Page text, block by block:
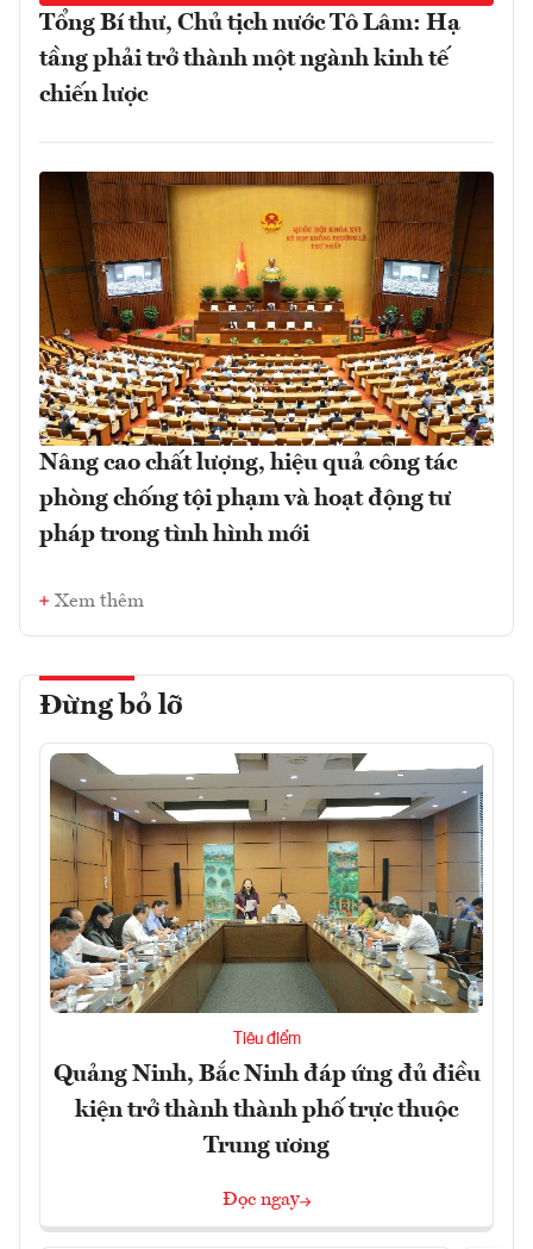
Tổng Bí thư, Chủ tịch nước Tô Lâm: Hạ
tầng phải trở thành một ngành kinh tế
chiến lược
Nâng cao chất lượng, hiệu quả công tác
phòng chống tội phạm và hoạt động tư
pháp trong tình hình mới
Xem thêm
Đừng bỏ lỡ
Tiêu điểm
Quảng Ninh, Bắc Ninh đáp ứng đủ điều
kiện trở thành thành phố trực thuộc
Trung ương
Đọc ngay